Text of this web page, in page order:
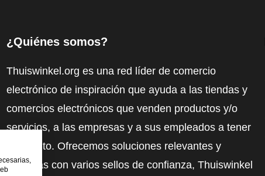
¿Quiénes somos?
Thuiswinkel.org es una red líder de comercio
electrónico de inspiración que ayuda a las tiendas y
comercios electrónicos que venden productos y/o
servicios, a las empresas y a sus empleados a tener
más éxito. Ofrecemos soluciones relevantes y
prácticas con varios sellos de confianza, Thuiswinkel